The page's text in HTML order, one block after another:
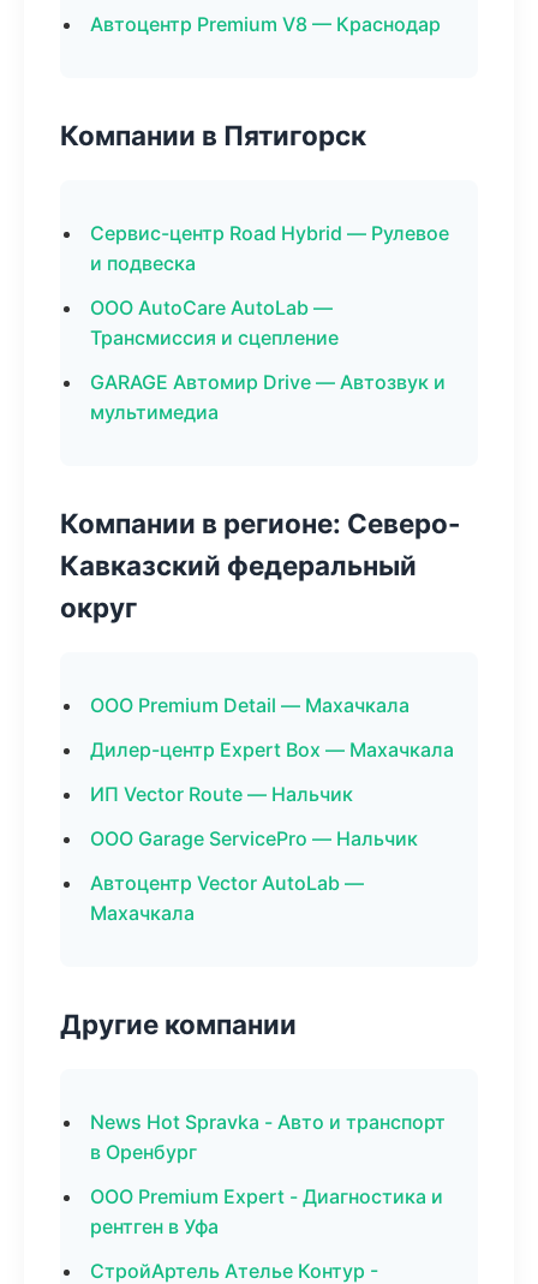
Автоцентр Premium V8 — Краснодар
Компании в Пятигорск
Сервис-центр Road Hybrid — Рулевое
и подвеска
ООО AutoCare AutoLab —
Трансмиссия и сцепление
GARAGE Автомир Drive — Автозвук и
мультимедиа
Компании в регионе: Северо-
Кавказский федеральный
округ
ООО Premium Detail — Махачкала
Дилер-центр Expert Box — Махачкала
ИП Vector Route — Нальчик
ООО Garage ServicePro — Нальчик
Автоцентр Vector AutoLab —
Махачкала
Другие компании
News Hot Spravka - Авто и транспорт
в Оренбург
ООО Premium Expert - Диагностика и
рентген в Уфа
СтройАртель Ателье Контур -